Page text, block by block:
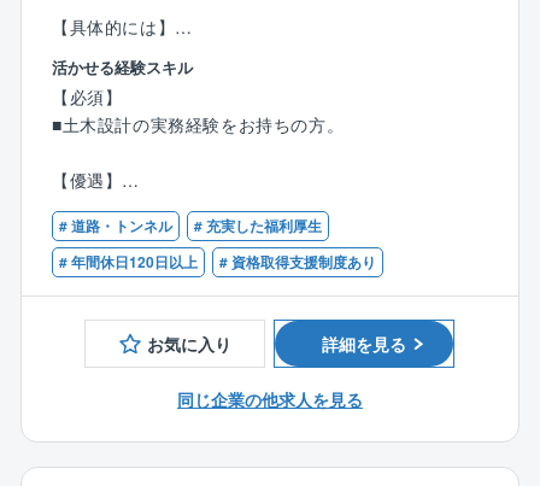
【働き方】
■残業月30～40時間程度です。
■顧客先への直行直帰可能です。
■納品先の稼働状況によって休日出勤可能性があります
が、振休・代休の取得が必須となります。
応するため緊急対応は少なく、目安として拠点単位で
月1～2件となります。個人単位ではもっと少ないので
ご安心ください。
■出張:日本各地に拠点がありますので、営業所の担当
エリア内での対応が基本となります。そのため、日帰
りが基本の働き方となりますが、大型案件で他拠点の
応援にいくなど、頻度は少ないものの泊まり出張の可
【具体的には】
道路・橋梁分野の設計業務に従事いただきます。
・道路設計：円滑な道路交通を確保するための設計を
行います。
・防災設計：国土強靱化に向けた防災・減災の取り組
・電線共同溝設計：電線共同溝の設計を行います。
・道路施設の調査・設計：既存施設の長寿命化のた
め、調査・設計を行います。
※最新技術である3次元測量データを用いて、リアルな
道路空間を再現し、地域住民との合意形成や施工に活
用しています。
※使用ソフト：V-Nas、AutoCAD、各種3次元CAD
・元請け：下請け＝ ほぼ100％： 0％
・主な受注先：国、都府県、市町村
活かせる経験スキル
【必須】
■土木設計の実務経験をお持ちの方。
【優遇】
■道路分野の設計経験をお持ちの方。
■技術士（道路・鋼構造及びコンクリート）・RCCM
（道路・鋼構造及びコンクリート）の資格をお持ちの
方。
# 道路・トンネル
# 充実した福利厚生
# 年間休日120日以上
# 資格取得支援制度あり
お気に入り 詳細を見る
同じ企業の他求人を見る